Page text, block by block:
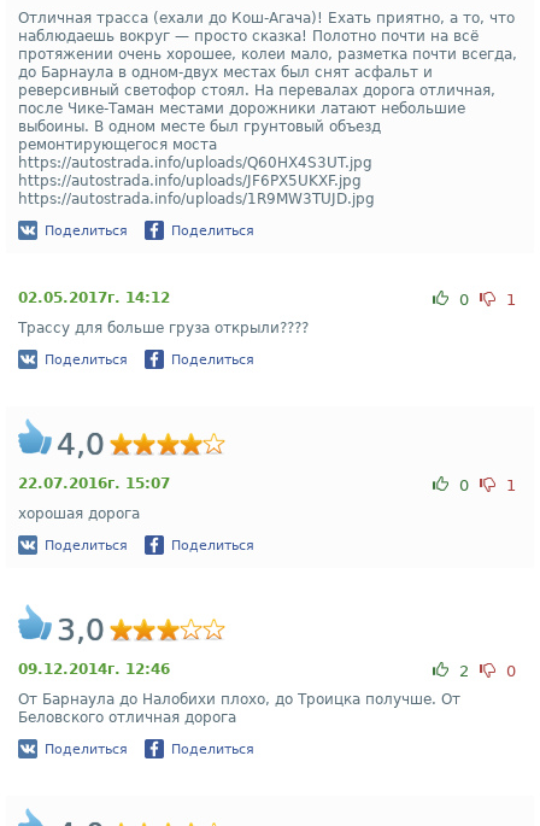
Отличная трасса (ехали до Кош-Агача)! Ехать приятно, а то, что
наблюдаешь вокруг — просто сказка! Полотно почти на всё
протяжении очень хорошее, колеи мало, разметка почти всегда,
до Барнаула в одном-двух местах был снят асфальт и
реверсивный светофор стоял. На перевалах дорога отличная,
после Чике-Таман местами дорожники латают небольшие
выбоины. В одном месте был грунтовый объезд
ремонтирующегося моста
https://autostrada.info/uploads/Q60HX4S3UT.jpg
https://autostrada.info/uploads/JF6PX5UKXF.jpg
https://autostrada.info/uploads/1R9MW3TUJD.jpg
Поделиться Поделиться
02.05.2017г. 14:12 0 1
Трассу для больше груза открыли????
Поделиться Поделиться
4,0
22.07.2016г. 15:07 0 1
хорошая дорога
Поделиться Поделиться
3,0
09.12.2014г. 12:46 2 0
От Барнаула до Налобихи плохо, до Троицка получше. От
Беловского отличная дорога
Поделиться Поделиться